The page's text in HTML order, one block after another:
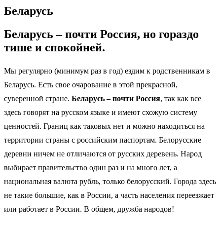
Беларусь
Беларусь – почти Россия, но гораздо
тише и спокойней.
Мы регулярно (минимум раз в год) ездим к родственникам в
Беларусь. Есть свое очарование в этой прекрасной,
суверенной стране. Беларусь – почти Россия, так как все
здесь говорят на русском языке и имеют схожую систему
ценностей. Границ как таковых нет и можно находиться на
территории страны с российским паспортам. Белорусские
деревни ничем не отличаются от русских деревень. Народ
выбирает правительство один раз и на много лет, а
национальная валюта рубль, только белорусский. Города здесь
не такие большие, как в России, а часть населения переезжает
или работает в России. В общем, дружба народов!